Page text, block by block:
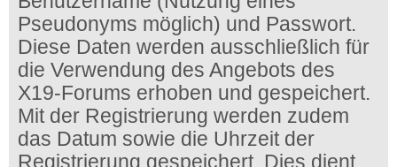
Pseudonyms möglich) und Passwort.
Diese Daten werden ausschließlich für
die Verwendung des Angebots des
X19-Forums erhoben und gespeichert.
Mit der Registrierung werden zudem
das Datum sowie die Uhrzeit der
Registrierung gespeichert. Dies dient